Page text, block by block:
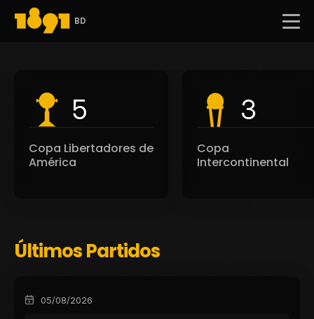
BD
5
Copa Libertadores de
América
3
Copa
Intercontinental
Últimos Partidos
05/08/2026